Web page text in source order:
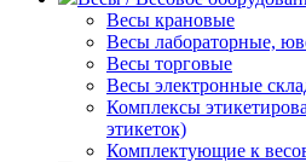
Весы крановые
Весы лабораторные,
Весы торговые
Весы электронные
Комплексы
этикеток)
Комплектующие к